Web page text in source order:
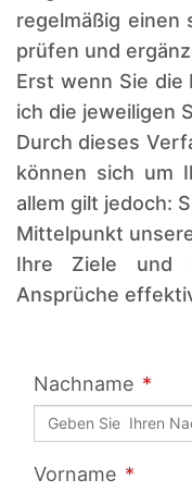
regelmäßig einen
prüfen und
Erst wenn Sie die
ich die jeweiligen
Durch dieses
können sich um
allem gilt jedoch:
Mittelpunkt
Ihre Ziele und
Ansprüche
Nachname
Vorname